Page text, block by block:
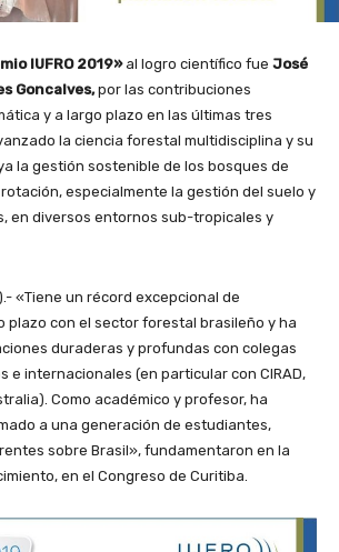
IUFRO 2019»al logro científico fue José
Goncalves,por las contribuciones
y a largo plazo en las últimas tres
la ciencia forestal multidisciplina y su
la gestión sostenible de los bosques de
especialmente la gestión del suelo y
en diversos entornos sub-tropicales y
«Tiene un récord excepcional de
plazo con el sector forestal brasileño y ha
duraderas y profundas con colegas
e internacionales (en particular con CIRAD,
Como académico y profesor, ha
a una generación de estudiantes,
sobre Brasil», fundamentaron en la
en el Congreso de Curitiba.